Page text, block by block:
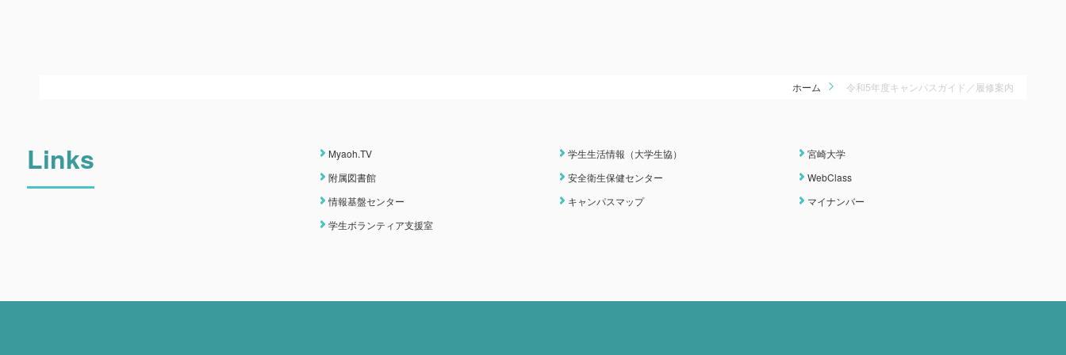
ホーム 令和5年度キャンパスガイド／履修案内
Links Myaoh.TV 学生生活情報（大学生協）
宮崎大学
附属図書館
安全衛生保健センター
WebClass
情報基盤センター
キャンパスマップ
マイナンバー
学生ボランティア支援室